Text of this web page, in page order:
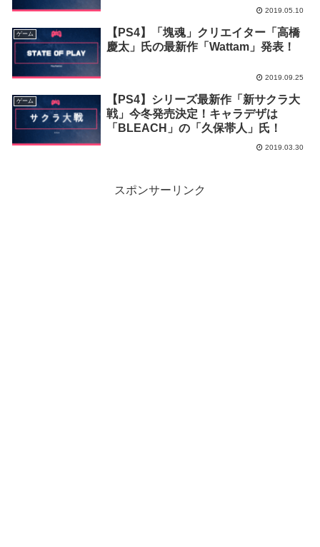
2019.05.10
ゲーム
【PS4】「塊魂」クリエイター「高橋
慶太」氏の最新作「Wattam」発表！
2019.09.25
ゲーム
【PS4】シリーズ最新作「新サクラ大
戦」今冬発売決定！キャラデザは
「BLEACH」の「久保帯人」氏！
2019.03.30
スポンサーリンク